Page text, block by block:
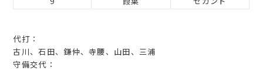
代打：
古川、石田、鎌仲、寺腰、山田、三浦
守備交代：